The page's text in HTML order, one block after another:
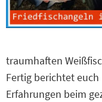
traumhaften
Fertig berichtet
Erfahrungen beim